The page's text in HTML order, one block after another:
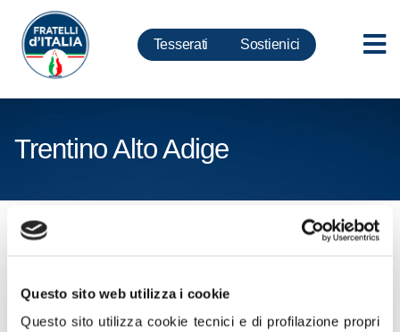
Questo sito web utilizza i cookie
Questo sito utilizza cookie tecnici e di profilazione propri
Tesserati Sostienici
Trentino Alto Adige
Cliccare sui seguenti link per
ZIP